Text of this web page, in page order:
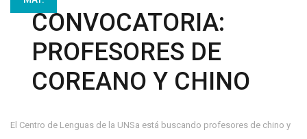
CONVOCATORIA:
PROFESORES DE
COREANO Y CHINO
El Centro de Lenguas de la UNSa está buscando profesores de chino y